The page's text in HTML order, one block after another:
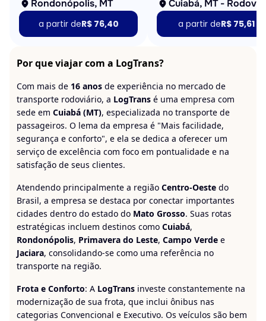
Rondonópolis, MT
a partir deR$ 76,40
Cuiabá, MT -
a partir deR$ 75,61
Por que viajar com a LogTrans?
Com mais de 16 anos de experiência no mercado de
transporte rodoviário, a LogTrans é uma empresa com
sede em Cuiabá (MT), especializada no transporte de
passageiros. O lema da empresa é "Mais facilidade,
segurança e conforto", e ela se dedica a oferecer um
serviço de excelência com foco em pontualidade e na
satisfação de seus clientes.
Atendendo principalmente a região Centro-Oeste do
Brasil, a empresa se destaca por conectar importantes
cidades dentro do estado do Mato Grosso. Suas rotas
estratégicas incluem destinos como Cuiabá,
Rondonópolis, Primavera do Leste, Campo Verde e
Jaciara, consolidando-se como uma referência no
transporte na região.
Frota e Conforto: A LogTrans investe constantemente na
modernização de sua frota, que inclui ônibus nas
categorias Convencional e Executivo. Os veículos são bem